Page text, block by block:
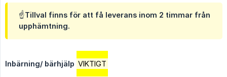
☝️Tillval finns för att få leverans inom 2 timmar från
upphämtning.
Inbärning/ bärhjälp VIKTIGT